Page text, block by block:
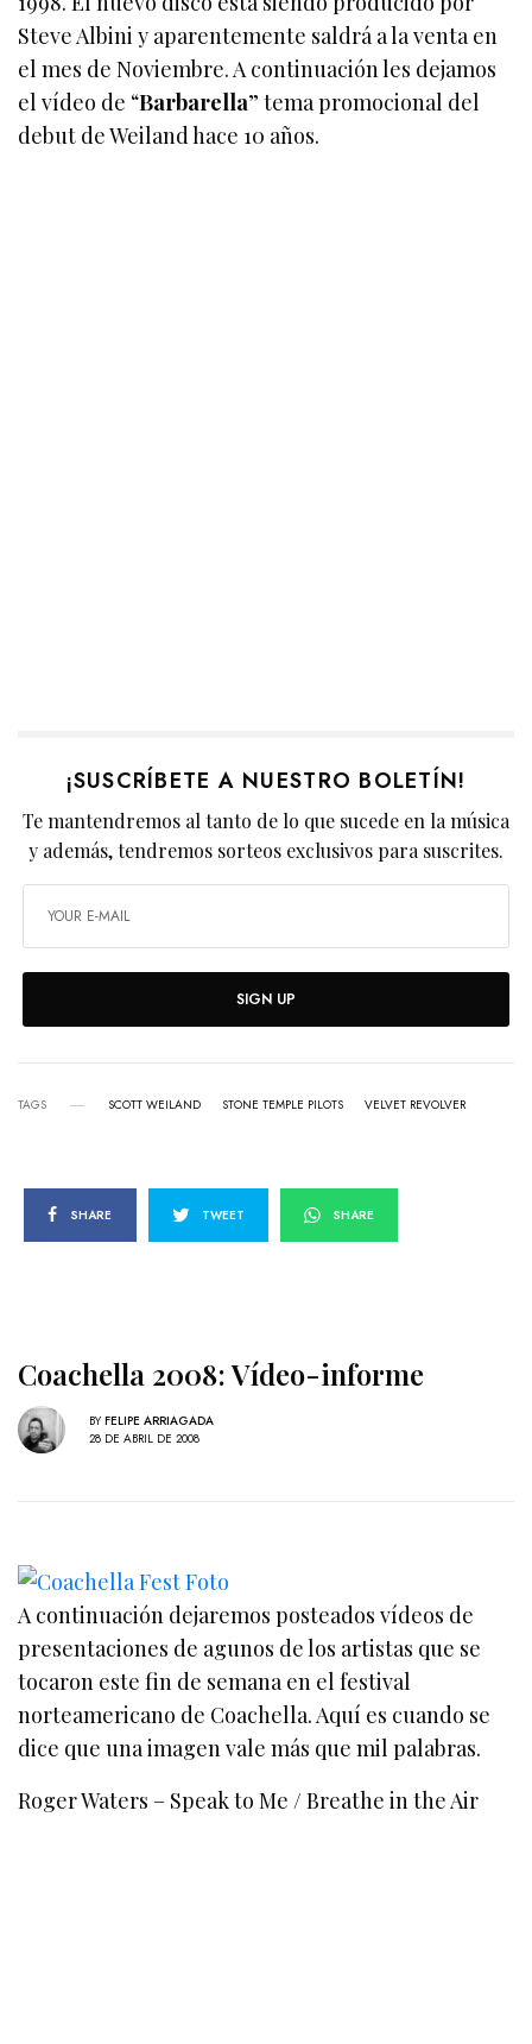
Steve Albini y aparentemente saldrá a la venta en
el mes de Noviembre. A continuación les dejamos
el vídeo de “Barbarella” tema promocional del
debut de Weiland hace 10 años.
¡SUSCRÍBETE A NUESTRO BOLETÍN!
Te mantendremos al tanto de lo que sucede en la música
y además, tendremos sorteos exclusivos para suscrites.
SIGN UP
TAGS SCOTT WEILAND STONE TEMPLE PILOTS VELVET REVOLVER
SHARE TWEET SHARE
Coachella 2008: Vídeo-informe
BY FELIPE ARRIAGADA
28 DE ABRIL DE 2008
A continuación dejaremos posteados vídeos de
presentaciones de agunos de los artistas que se
tocaron este fin de semana en el festival
norteamericano de Coachella. Aquí es cuando se
dice que una imagen vale más que mil palabras.
Roger Waters – Speak to Me / Breathe in the Air